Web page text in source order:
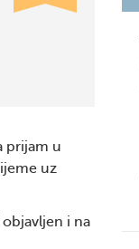
prijam u
uz
i na